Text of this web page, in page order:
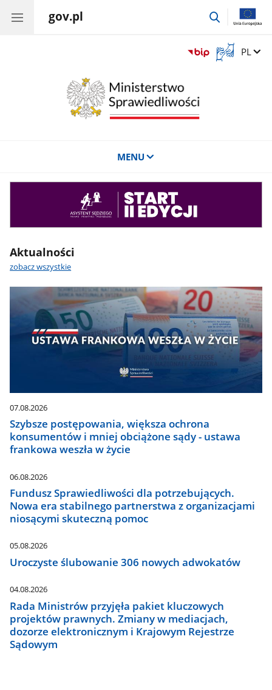
gov.pl
przejdź
Otwórz
okno
Zmień
PL
MENU
Aktualności
zobacz wszystkie
07.08.2026
Szybsze postępowania, większa ochrona
konsumentów i mniej obciążone sądy - ustawa
frankowa weszła w życie
06.08.2026
Fundusz Sprawiedliwości dla potrzebujących.
Nowa era stabilnego partnerstwa z organizacjami
niosącymi skuteczną pomoc
05.08.2026
Uroczyste ślubowanie 306 nowych adwokatów
04.08.2026
Rada Ministrów przyjęła pakiet kluczowych
projektów prawnych. Zmiany w mediacjach,
dozorze elektronicznym i Krajowym Rejestrze
Sądowym